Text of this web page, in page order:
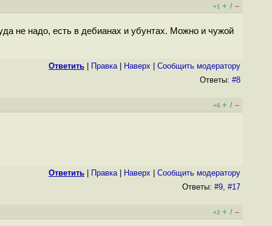
+1 + / –
не надо, есть в дебианах и убунтах. Можно и чужой
Ответить Правка| Наверх
Cообщить модератору
Ответы: #8
+6 + / –
Ответить Правка| Наверх
Cообщить модератору
Ответы: #9, #17
+2 + / –